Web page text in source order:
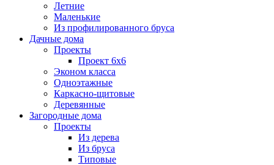
Летние
Маленькие
Из профилированного бруса
Дачные дома
Проекты
Проект 6х6
Эконом класса
Одноэтажные
Каркасно-щитовые
Деревянные
Загородные дома
Проекты
Из дерева
Из бруса
Типовые